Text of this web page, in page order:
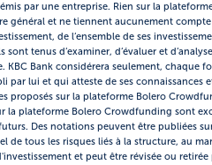
par une entreprise. Rien sur la
et ne tiennent aucunement
de l’ensemble de ses
tenus d’examiner, d’évaluer et
Bank considérera seulement, chaque
par lui et qui atteste de ses connaissances
proposés sur la plateforme Bolero
plateforme Bolero Crowdfunding sont
Des notations peuvent être publiées
tous les risques liés à la structure, au
et peut être révisée ou